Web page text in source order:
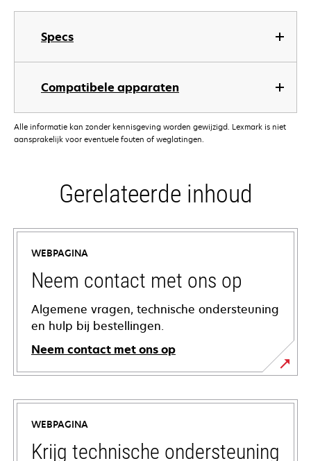
Specs
Compatibele apparaten
Alle informatie kan zonder kennisgeving worden gewijzigd. Lexmark is niet
aansprakelijk voor eventuele fouten of weglatingen.
Gerelateerde inhoud
WEBPAGINA
Neem contact met ons op
Algemene vragen, technische ondersteuning
en hulp bij bestellingen.
Neem contact met ons op
WEBPAGINA
Krijg technische ondersteuning